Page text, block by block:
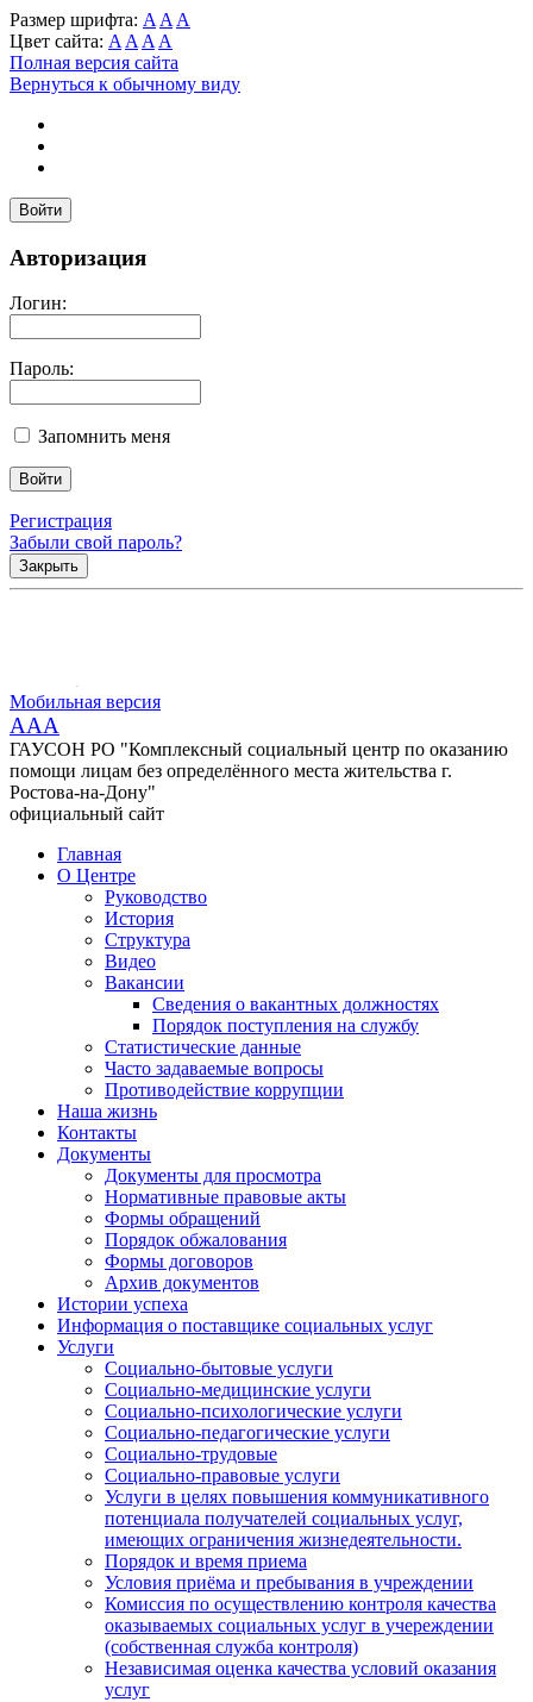
Размер шрифта: A A A
Цвет сайта: A A A A
Полная версия сайта
Вернуться к обычному виду
Войти
Авторизация
Логин:
Пароль:
Запомнить меня
Регистрация
Забыли свой пароль?
Закрыть
Мобильная версия
AAA
ГАУСОН РО "Комплексный социальный центр по оказанию
помощи лицам без определённого места жительства г.
Ростова-на-Дону"
официальный сайт
Главная
О Центре
Руководство
История
Структура
Видео
Вакансии
Сведения о вакантных должностях
Порядок поступления на службу
Статистические данные
Часто задаваемые вопросы
Противодействие коррупции
Наша жизнь
Контакты
Документы
Документы для просмотра
Нормативные правовые акты
Формы обращений
Порядок обжалования
Формы договоров
Архив документов
Истории успеха
Информация о поставщике социальных услуг
Услуги
Социально-бытовые услуги
Социально-медицинские услуги
Социально-психологические услуги
Социально-педагогические услуги
Социально-трудовые
Социально-правовые услуги
Услуги в целях повышения коммуникативного
потенциала получателей социальных услуг,
имеющих ограничения жизнедеятельности.
Порядок и время приема
Условия приёма и пребывания в учреждении
Комиссия по осуществлению контроля качества
оказываемых социальных услуг в учереждении
(собственная служба контроля)
Независимая оценка качества условий оказания
услуг